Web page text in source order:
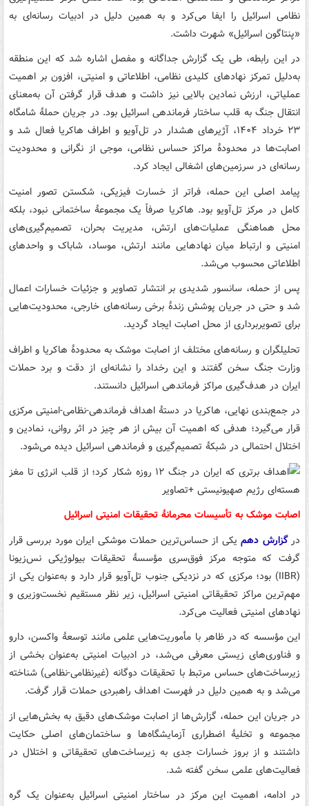
نظامی اسرائیل را ایفا می‌کرد و به همین دلیل در ادبیات رسانه‌ای به
«پنتاگون اسرائیل» شهرت داشت.
در این رابطه، طی یک گزارش جداگانه و مفصل اشاره شد که این منطقه
به‌دلیل تمرکز نهادهای کلیدی نظامی، اطلاعاتی و امنیتی، افزون بر اهمیت
عملیاتی، ارزش نمادین بالایی نیز داشت و هدف قرار گرفتن آن به‌معنای
انتقال جنگ به قلب ساختار فرماندهی اسرائیل بود. در جریان حملهٔ شامگاه
۲۳ خرداد ۱۴۰۴، آژیرهای هشدار در تل‌آویو و اطراف هاکریا فعال شد و
اصابت‌ها در محدودهٔ مراکز حساس نظامی، موجی از نگرانی و محدودیت
رسانه‌ای در سرزمین‌های اشغالی ایجاد کرد.
پیامد اصلی این حمله، فراتر از خسارت فیزیکی، شکستن تصور امنیت
کامل در مرکز تل‌آویو بود. هاکریا صرفاً یک مجموعهٔ ساختمانی نبود، بلکه
محل هماهنگی عملیات‌های ارتش، مدیریت بحران، تصمیم‌گیری‌های
امنیتی و ارتباط میان نهادهایی مانند ارتش، موساد، شاباک و واحدهای
اطلاعاتی محسوب می‌شد.
پس از حمله، سانسور شدیدی بر انتشار تصاویر و جزئیات خسارات اعمال
شد و حتی در جریان پوشش زندهٔ برخی رسانه‌های خارجی، محدودیت‌هایی
برای تصویربرداری از محل اصابت ایجاد گردید.
تحلیلگران و رسانه‌های مختلف از اصابت موشک به محدودهٔ هاکریا و اطراف
وزارت جنگ سخن گفتند و این رخداد را نشانه‌ای از دقت و برد حملات
ایران در هدف‌گیری مراکز فرماندهی اسرائیل دانستند.
در جمع‌بندی نهایی، هاکریا در دستهٔ اهداف فرماندهی-نظامی-امنیتی مرکزی
قرار می‌گیرد؛ هدفی که اهمیت آن بیش از هر چیز در اثر روانی، نمادین و
اختلال احتمالی در شبکهٔ تصمیم‌گیری و فرماندهی اسرائیل دیده می‌شود.
اصابت موشک به تأسیسات محرمانهٔ تحقیقات امنیتی اسرائیل
درگزارش دهم یکی از حساس‌ترین حملات موشکی ایران مورد بررسی قرار
گرفت که متوجه مرکز فوق‌سری مؤسسهٔ تحقیقات بیولوژیکی نس‌زیونا
(IIBR) بود؛ مرکزی که در نزدیکی جنوب تل‌آویو قرار دارد و به‌عنوان یکی از
مهم‌ترین مراکز تحقیقاتی امنیتی اسرائیل، زیر نظر مستقیم نخست‌وزیری و
نهادهای امنیتی فعالیت می‌کرد.
این مؤسسه که در ظاهر با مأموریت‌هایی علمی مانند توسعهٔ واکسن، دارو
و فناوری‌های زیستی معرفی می‌شد، در ادبیات امنیتی به‌عنوان بخشی از
زیرساخت‌های حساس مرتبط با تحقیقات دوگانه (غیرنظامی-نظامی) شناخته
می‌شد و به همین دلیل در فهرست اهداف راهبردی حملات قرار گرفت.
در جریان این حمله، گزارش‌ها از اصابت موشک‌های دقیق به بخش‌هایی از
مجموعه و تخلیهٔ اضطراری آزمایشگاه‌ها و ساختمان‌های اصلی حکایت
داشتند و از بروز خسارات جدی به زیرساخت‌های تحقیقاتی و اختلال در
فعالیت‌های علمی سخن گفته شد.
در ادامه، اهمیت این مرکز در ساختار امنیتی اسرائیل به‌عنوان یک گره